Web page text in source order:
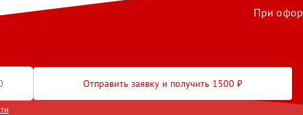
При
Отправить заявку и получить 1500 ₽